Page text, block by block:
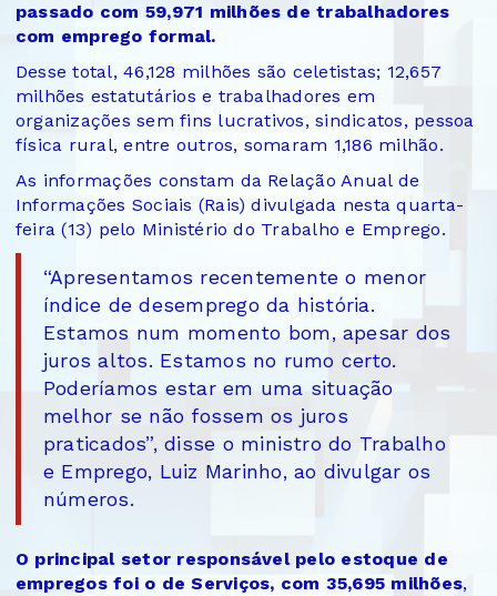
passado com 59,971 milhões de trabalhadores
com emprego formal.
Desse total, 46,128 milhões são celetistas; 12,657
milhões estatutários e trabalhadores em
organizações sem fins lucrativos, sindicatos, pessoa
física rural, entre outros, somaram 1,186 milhão.
As informações constam da Relação Anual de
Informações Sociais (Rais) divulgada nesta quarta-
feira (13) pelo Ministério do Trabalho e Emprego.
“Apresentamos recentemente o menor
índice de desemprego da história.
Estamos num momento bom, apesar dos
juros altos. Estamos no rumo certo.
Poderíamos estar em uma situação
melhor se não fossem os juros
praticados”, disse o ministro do Trabalho
e Emprego, Luiz Marinho, ao divulgar os
números.
O principal setor responsável pelo estoque de
empregos foi o de Serviços, com 35,695 milhões,